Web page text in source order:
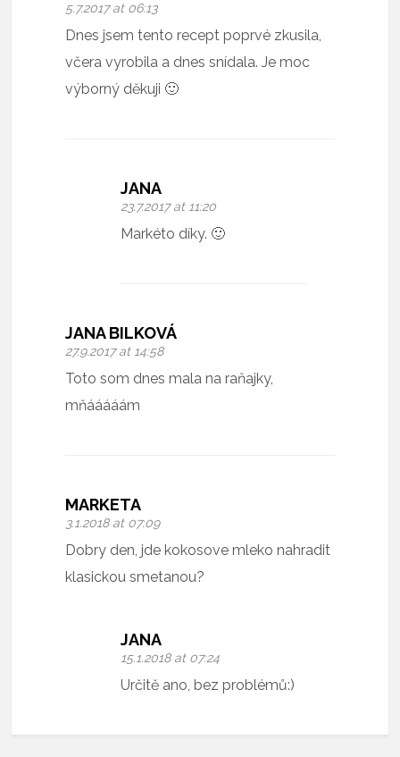
5.7.2017 at 06:13
Dnes jsem tento recept poprvé zkusila,
včera vyrobila a dnes snídala. Je moc
výborný děkuji 🙂
JANA
23.7.2017 at 11:20
Markéto díky. 🙂
JANA BILKOVÁ
27.9.2017 at 14:58
Toto som dnes mala na raňajky,
mňááááám
MARKETA
3.1.2018 at 07:09
Dobry den, jde kokosove mleko nahradit
klasickou smetanou?
JANA
15.1.2018 at 07:24
Určitě ano, bez problémů:)